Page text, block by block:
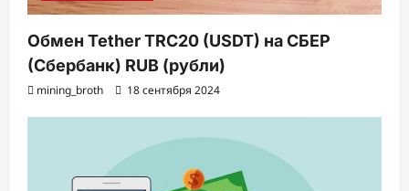
Обмен Tether TRC20 (USDT) на СБЕР
(Сбербанк) RUB (рубли)
mining_broth 18 сентября 2024